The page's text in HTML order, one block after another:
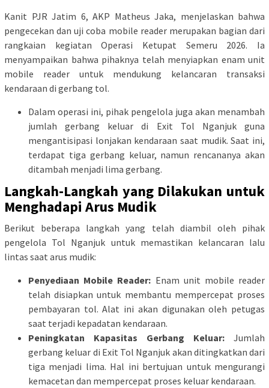
Kanit PJR Jatim 6, AKP Matheus Jaka, menjelaskan bahwa
pengecekan dan uji coba mobile reader merupakan bagian dari
rangkaian kegiatan Operasi Ketupat Semeru 2026. Ia
menyampaikan bahwa pihaknya telah menyiapkan enam unit
mobile reader untuk mendukung kelancaran transaksi
kendaraan di gerbang tol.
Dalam operasi ini, pihak pengelola juga akan menambah
jumlah gerbang keluar di Exit Tol Nganjuk guna
mengantisipasi lonjakan kendaraan saat mudik. Saat ini,
terdapat tiga gerbang keluar, namun rencananya akan
ditambah menjadi lima gerbang.
Langkah-Langkah yang Dilakukan untuk
Menghadapi Arus Mudik
Berikut beberapa langkah yang telah diambil oleh pihak
pengelola Tol Nganjuk untuk memastikan kelancaran lalu
lintas saat arus mudik:
Penyediaan Mobile Reader: Enam unit mobile reader
telah disiapkan untuk membantu mempercepat proses
pembayaran tol. Alat ini akan digunakan oleh petugas
saat terjadi kepadatan kendaraan.
Peningkatan Kapasitas Gerbang Keluar: Jumlah
gerbang keluar di Exit Tol Nganjuk akan ditingkatkan dari
tiga menjadi lima. Hal ini bertujuan untuk mengurangi
kemacetan dan mempercepat proses keluar kendaraan.